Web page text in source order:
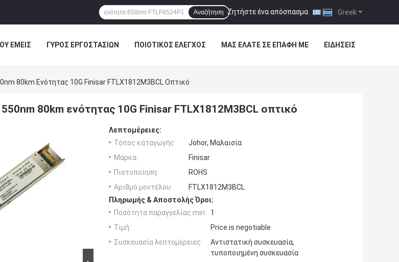
Greek
Ζητήστε ένα απόσπασμα |
Αναζήτηση
ΕΜΕΊΣ ΓΎΡΟΣ ΕΡΓΟΣΤΑΣΊΩΝ ΠΟΙΟΤΙΚΌΣ ΈΛΕΓΧΟΣ ΜΑΣ ΕΛΆΤΕ ΣΕ ΕΠΑΦΉ ΜΕ ΕΙΔΉΣΕΙΣ
80km Ενότητας 10G Finisar FTLX1812M3BCL Οπτικό
80km ενότητας 10G Finisar FTLX1812M3BCL οπτικό
Λεπτομέρειες:
Τόπος καταγωγής:
Johor, Μαλαισία
Μάρκα:
Finisar
Πιστοποίηση:
ROHS
Αριθμό μοντέλου:
FTLX1812M3BCL
Πληρωμής & Αποστολής Όροι:
Ποσότητα παραγγελίας min:
1
Τιμή:
Price is negotiable
Συσκευασία λεπτομέρειες:
Αντιστατική συσκευασία,
τυποποιημένη συσκευασία